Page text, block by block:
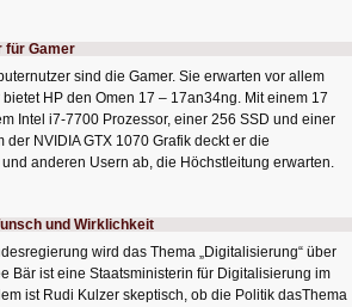
für Gamer
sind die Gamer. Sie erwarten vor allem
HP den Omen 17 – 17an34ng. Mit einem 17
Intel i7-7700 Prozessor, einer 256 SSD und einer
der NVIDIA GTX 1070 Grafik deckt er die
anderen Usern ab, die Höchstleitung erwarten.
und Wirklichkeit
wird das Thema „Digitalisierung“ über
Bär ist eine Staatsministerin für Digitalisierung im
ist Rudi Kulzer skeptisch, ob die Politik dasThema